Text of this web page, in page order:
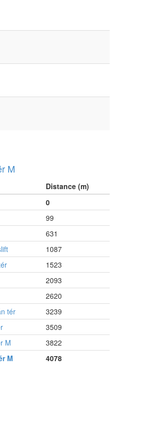
M
Distance (m)
0
99
631
1087
1523
2093
2620
tér
3239
3509
M
3822
M 4078